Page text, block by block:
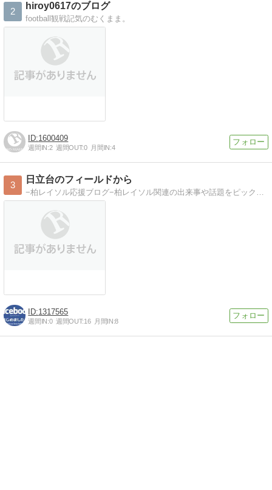
2
hiroy0617のブログ
football観戦記気のむくまま。
1600409
週間IN:2 週間OUT:0 月間IN:4
3
日立台のフィールドから
−柏レイソル応援ブログ−柏レイソル関連の出来事や話題をピックアップして紹介しています！
1317565
週間IN:0 週間OUT:16 月間IN:8